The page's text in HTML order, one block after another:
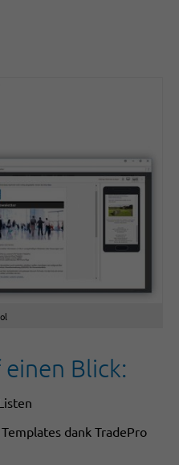
Blick:
dank TradePro